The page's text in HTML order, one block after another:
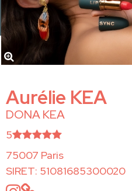
Aurélie KEA
DONA KEA
5
75007 Paris
SIRET: 51081685300020